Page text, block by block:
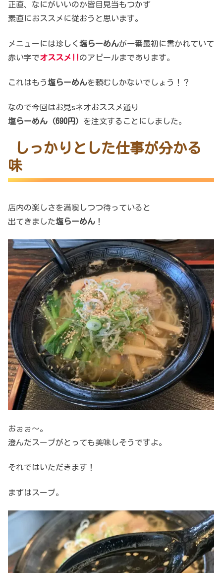
正直、なにがいいのか皆目見当もつかず
素直におススメに従おうと思います。
メニューには珍しく 塩らーめんが一番最初に書かれていて
赤い字でオススメ!!のアピールまであります。
これはもう塩らーめんを頼むしかないでしょう！？
なので今回はお見sネオおススメ通り
塩らーめん （690円） を注文することにしました。
しっかりとした仕事が分かる
味
店内の楽しさを満喫しつつ待っていると
出てきました塩らーめん ！
おぉぉ～。
澄んだスープがとっても美味しそうですよ。
それではいただきます！
まずはスープ。